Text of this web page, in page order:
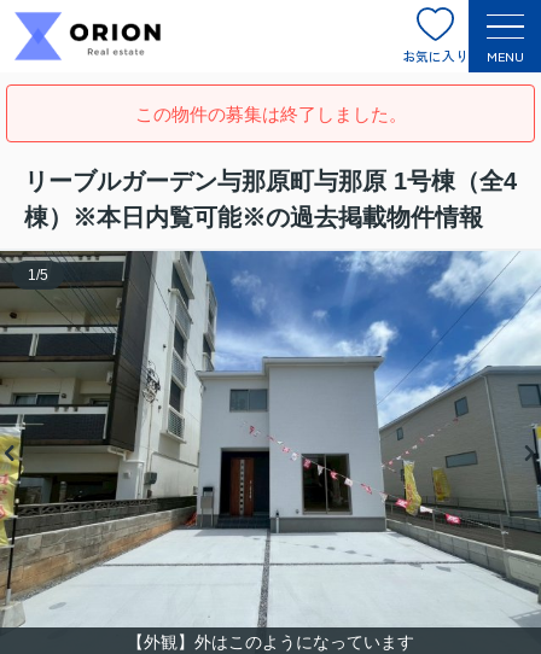
お気に入り MENU
この物件の募集は終了しました。
リーブルガーデン与那原町与那原 1号棟（全4
棟）※本日内覧可能※の過去掲載物件情報
【外観】外はこのようになっています
1 /5